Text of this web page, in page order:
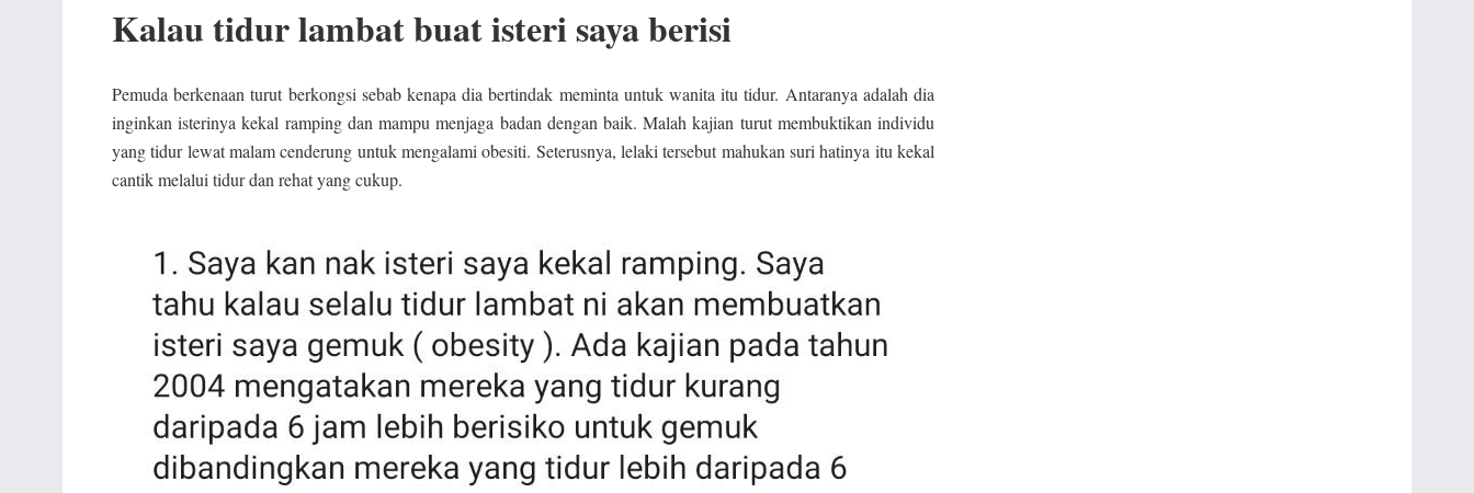
Kalau tidur lambat buat isteri saya berisi
Pemuda berkenaan turut berkongsi sebab kenapa dia bertindak meminta untuk wanita itu tidur. Antaranya adalah dia
inginkan isterinya kekal ramping dan mampu menjaga badan dengan baik. Malah kajian turut membuktikan individu
yang tidur lewat malam cenderung untuk mengalami obesiti. Seterusnya, lelaki tersebut mahukan suri hatinya itu kekal
cantik melalui tidur dan rehat yang cukup.